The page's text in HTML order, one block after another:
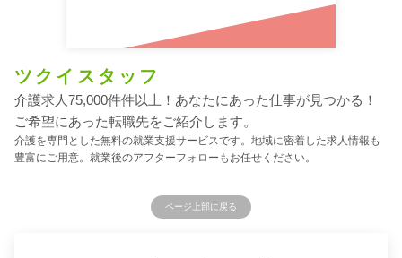
ツクイスタッフ
介護求人75,000件件以上！あなたにあった仕事が見つかる！
ご希望にあった転職先をご紹介します。
介護を専門とした無料の就業支援サービスです。地域に密着した求人情報も
豊富にご用意。就業後のアフターフォローもお任せください。
ページ上部に戻る